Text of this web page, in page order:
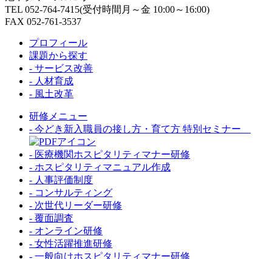
TEL 052-764-7415(受付時間月～金 10:00～16:00)
FAX 052-761-3537
プロフィール
課題から探す
- サービス改善
- 人材育成
- 風土改革
研修メニュー
- 今どき新入職員の接し方・育て方 特別セミナー
- 医療機関ホスピタリティマナー研修
- ホスピタリティマニュアル作成
- 人事評価制度
- コンサルティング
- 次世代リーダー研修
- 覆面調査
- オンライン研修
- 女性活躍推進研修
- 一般向けホスピタリティマナー研修